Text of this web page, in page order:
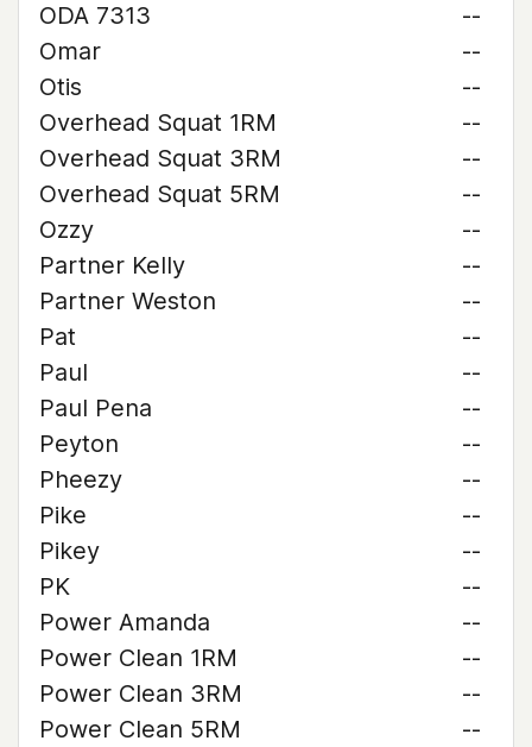
ODA 7313
--
Omar
--
Otis
--
Overhead Squat 1RM
--
Overhead Squat 3RM
--
Overhead Squat 5RM
--
Ozzy
--
Partner Kelly
--
Partner Weston
--
Pat
--
Paul
--
Paul Pena
--
Peyton
--
Pheezy
--
Pike
--
Pikey
--
PK
--
Power Amanda
--
Power Clean 1RM
--
Power Clean 3RM
--
Power Clean 5RM
--